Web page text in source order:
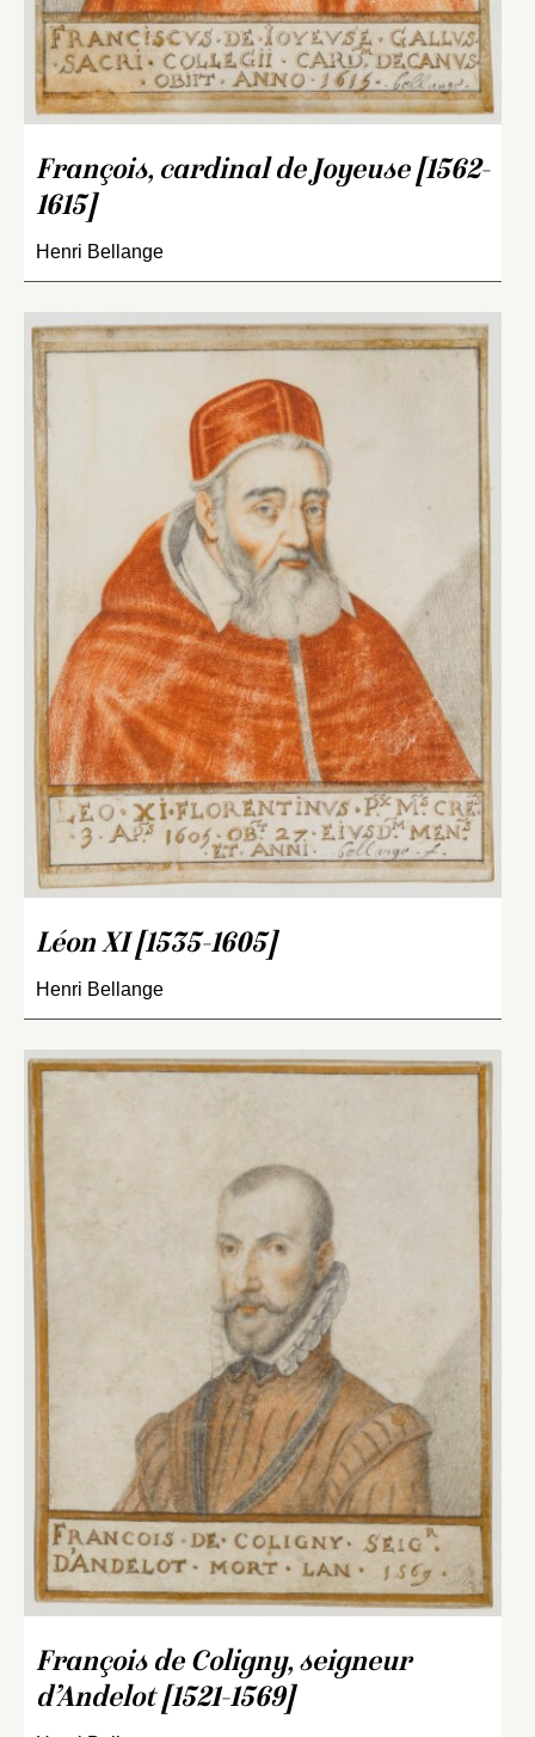
François, cardinal de Joyeuse [1562-
1615]
Henri Bellange
Léon XI [1535-1605]
Henri Bellange
François de Coligny, seigneur
d’Andelot [1521-1569]